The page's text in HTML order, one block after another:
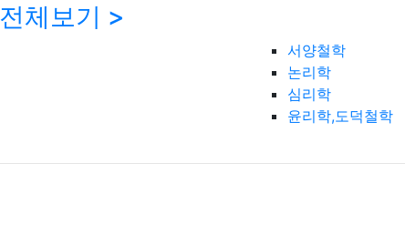
전체보기 >
서양철학
논리학
심리학
윤리학,도덕철학